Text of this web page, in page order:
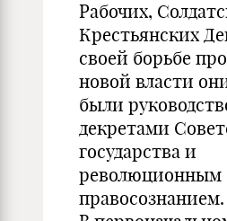
Рабочих,
Крестьянских
своей борьбе
новой власти
были
декретами
государства и
революционным
правосознанием.